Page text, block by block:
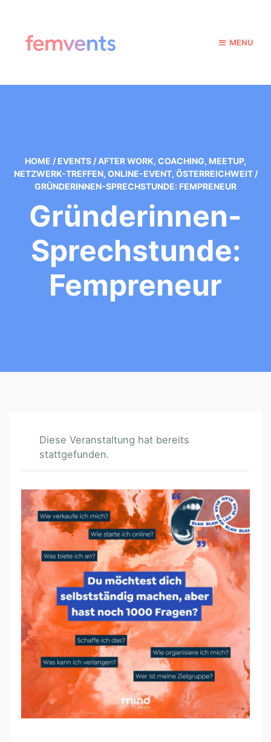
MENU
HOME / EVENTS / AFTER WORK, COACHING, MEETUP,
NETZWERK-TREFFEN, ONLINE-EVENT, ÖSTERREICHWEIT /
GRÜNDERINNEN-SPRECHSTUNDE: FEMPRENEUR
Gründerinnen-
Sprechstunde:
Fempreneur
Diese Veranstaltung hat bereits
stattgefunden.
G
R
Ü
N
D
E
R
I
N
N
N
-